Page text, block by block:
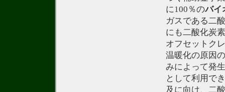
に100％のバイ
ガスである二
にも二酸化炭
オフセットク
温暖化の原因
みによって発
として利用で
及に向け、二